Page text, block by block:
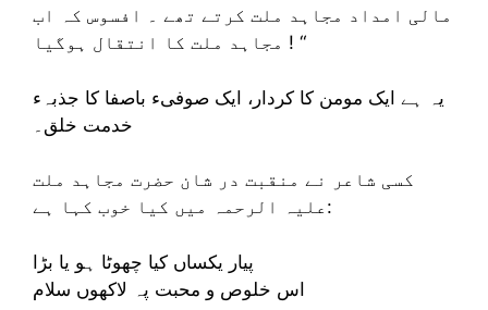
مالی امداد مجاہد ملت کرتے تھے ۔ افسوس کہ اب
مجاہد ملت کا انتقال ہوگیا ! “
یہ ہے ایک مومن کا کردار، ایک صوفیء باصفا کا جذبہء
خدمت خلق۔
کسی شاعر نے منقبت در شان حضرت مجاہد ملت
علیہ الرحمہ میں کیا خوب کہا ہے:
پیار یکساں کیا چھوٹا ہو یا بڑا
اس خلوص و محبت پہ لاکھوں سلام